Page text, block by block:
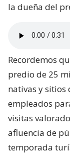
la dueña del
Recordemos
predio de 25
nativas y
empleados
visitas
afluencia de
temporada